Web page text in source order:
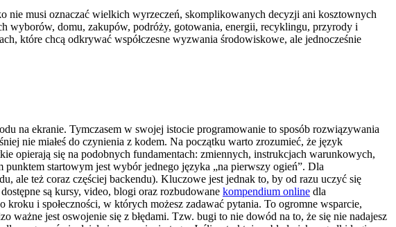
nie musi oznaczać wielkich wyrzeczeń, skomplikowanych decyzji ani kosztownych
wyborów, domu, zakupów, podróży, gotowania, energii, recyklingu, przyrody i
które chcą odkrywać współczesne wyzwania środowiskowe, ale jednocześnie
na ekranie. Tymczasem w swojej istocie programowanie to sposób rozwiązywania
nie miałeś do czynienia z kodem. Na początku warto zrozumieć, że język
opierają się na podobnych fundamentach: zmiennych, instrukcjach warunkowych,
startowym jest wybór jednego języka „na pierwszy ogień”. Dla
ale też coraz częściej backendu). Kluczowe jest jednak to, by od razu uczyć się
są kursy, video, blogi oraz rozbudowane kompendium online dla
i społeczności, w których możesz zadawać pytania. To ogromne wsparcie,
ważne jest oswojenie się z błędami. Tzw. bugi to nie dowód na to, że się nie nadajesz